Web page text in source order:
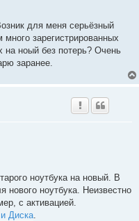
для меня серьёзный
зарегистрированных
на ноый без потерь? Очень
заранее.
ноутбука на новый. В
нового ноутбука. Неизвестно
с активацией.
Диска